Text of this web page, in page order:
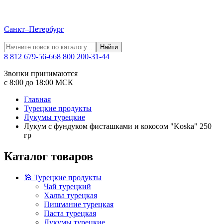
Санкт–Петербург
Найти
8 812 679-56-668 800 200-31-44
Звонки принимаются
с 8:00 до 18:00 МСК
Главная
Турецкие продукты
Лукумы турецкие
Лукум с фундуком фисташками и кокосом "Koska" 250
гр
Каталог товаров
🕌 Турецкие продукты
Чай турецкий
Халва турецкая
Пишмание турецкая
Паста турецкая
Лукумы турецкие